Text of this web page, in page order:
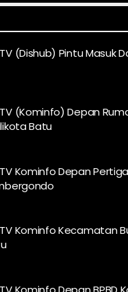
(Dishub) Pintu Masuk
(Kominfo) Depan
Batu
Kominfo Depan
Kominfo Kecamatan